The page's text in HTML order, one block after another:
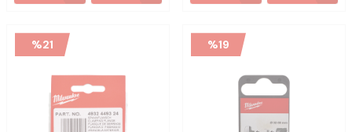
%21 %19